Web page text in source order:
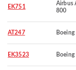
EK751
Airbus
800
AT247
EK3523 Boeing